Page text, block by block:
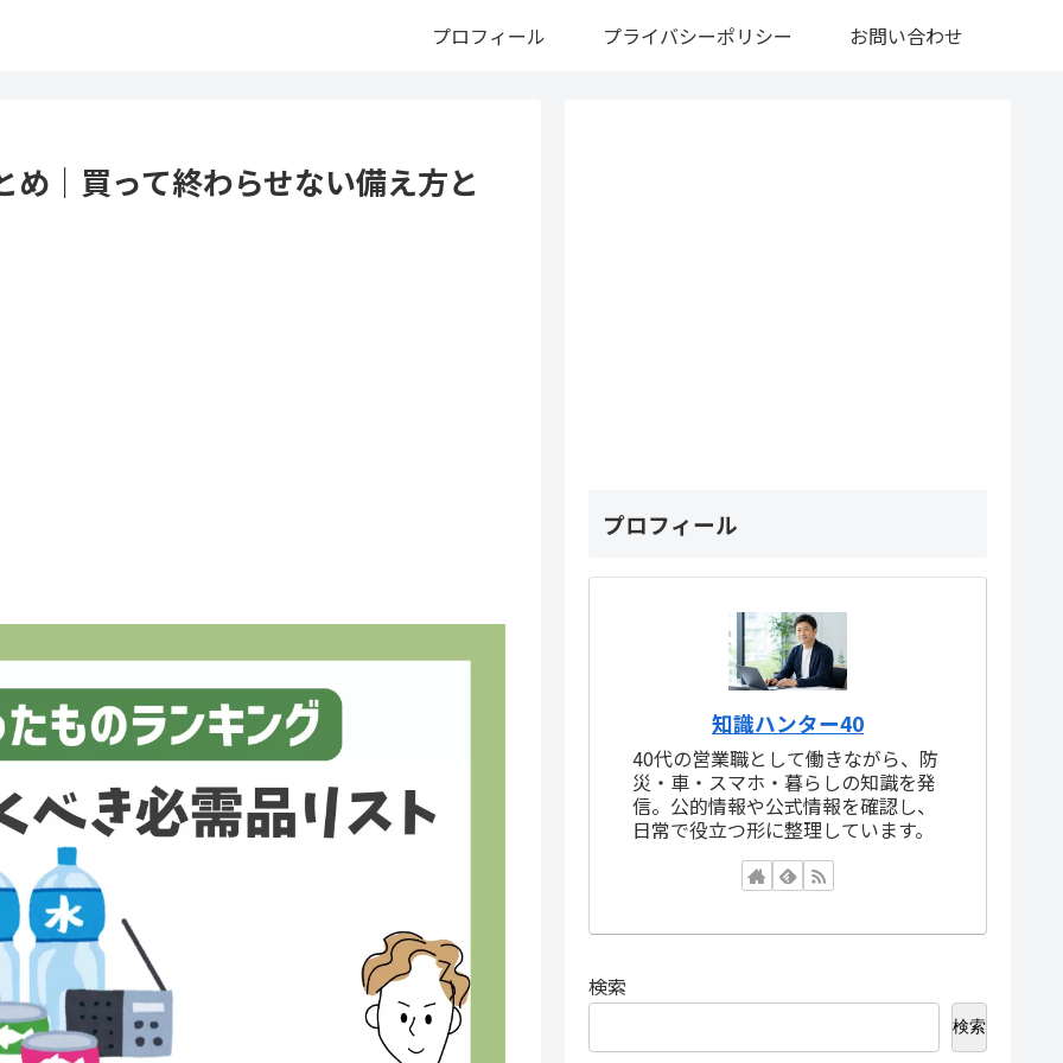
プロフィール プライバシーポリシー お問い合わせ
｜買って終わらせない備え方と
プロフィール
知識ハンター40
40代の営業職として働きながら、防
災・車・スマホ・暮らしの知識を発
信。公的情報や公式情報を確認し、
日常で役立つ形に整理しています。
検索
検索